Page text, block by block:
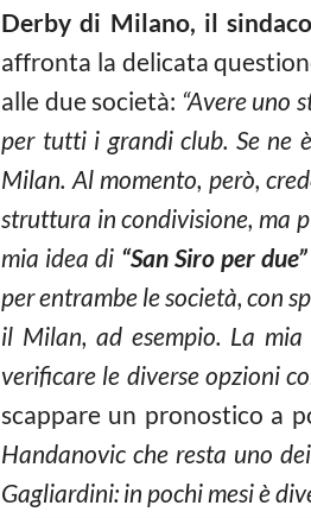
Derby di Milano, il
affronta la delicata
alle due società: “Avere uno
per tutti i grandi club. Se ne
Milan. Al momento, però,
struttura in condivisione, ma
mia idea di “San Siro per due”
per entrambe le società, con
il Milan, ad esempio. La
verificare le diverse opzioni
scappare un pronostico a
Handanovic che resta uno
Gagliardini: in pochi mesi è